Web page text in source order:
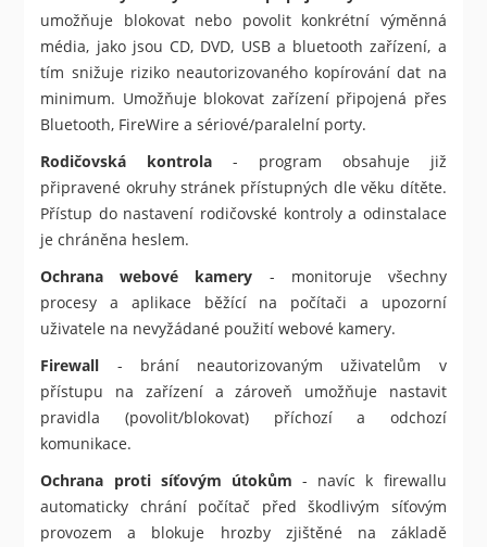
umožňuje blokovat nebo povolit konkrétní výměnná
média, jako jsou CD, DVD, USB a bluetooth zařízení, a
tím snižuje riziko neautorizovaného kopírování dat na
minimum. Umožňuje blokovat zařízení připojená přes
Bluetooth, FireWire a sériové/paralelní porty.
Rodičovská kontrola - program obsahuje již
připravené okruhy stránek přístupných dle věku dítěte.
Přístup do nastavení rodičovské kontroly a odinstalace
je chráněna heslem.
Ochrana webové kamery - monitoruje všechny
procesy a aplikace běžící na počítači a upozorní
uživatele na nevyžádané použití webové kamery.
Firewall - brání neautorizovaným uživatelům v
přístupu na zařízení a zároveň umožňuje nastavit
pravidla (povolit/blokovat) příchozí a odchozí
komunikace.
Ochrana proti síťovým útokům - navíc k firewallu
automaticky chrání počítač před škodlivým síťovým
provozem a blokuje hrozby zjištěné na základě